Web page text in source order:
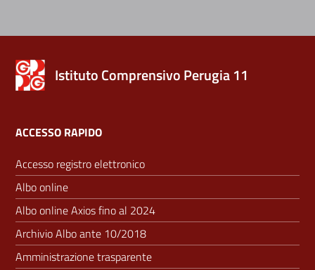
Istituto Comprensivo Perugia 11
ACCESSO RAPIDO
Accesso registro elettronico
Albo online
Albo online Axios fino al 2024
Archivio Albo ante 10/2018
Amministrazione trasparente